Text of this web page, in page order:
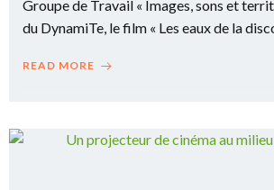
Groupe de Travail « Images, sons et
du DynamiTe, le film « Les eaux de la
READ MORE